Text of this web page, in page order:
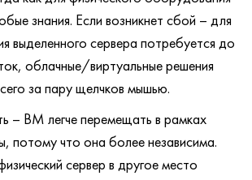
знания. Если возникнет сбой – для
выделенного сервера потребуется до
облачные/виртуальные решения
за пару щелчков мышью.
– ВМ легче перемещать в рамках
потому что она более независима.
сервер в другое место